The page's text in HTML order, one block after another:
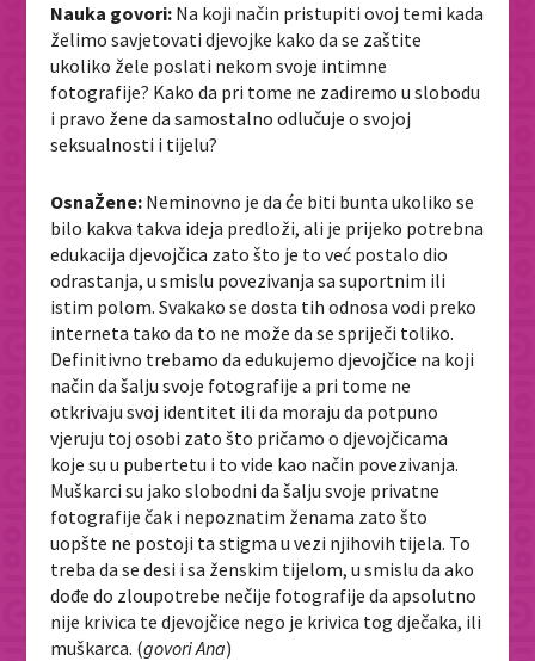
Nauka govori: Na koji način pristupiti ovoj temi kada
želimo savjetovati djevojke kako da se zaštite
ukoliko žele poslati nekom svoje intimne
fotografije? Kako da pri tome ne zadiremo u slobodu
i pravo žene da samostalno odlučuje o svojoj
seksualnosti i tijelu?
OsnaŽene: Neminovno je da će biti bunta ukoliko se
bilo kakva takva ideja predloži, ali je prijeko potrebna
edukacija djevojčica zato što je to već postalo dio
odrastanja, u smislu povezivanja sa suportnim ili
istim polom. Svakako se dosta tih odnosa vodi preko
interneta tako da to ne može da se spriječi toliko.
Definitivno trebamo da edukujemo djevojčice na koji
način da šalju svoje fotografije a pri tome ne
otkrivaju svoj identitet ili da moraju da potpuno
vjeruju toj osobi zato što pričamo o djevojčicama
koje su u pubertetu i to vide kao način povezivanja.
Muškarci su jako slobodni da šalju svoje privatne
fotografije čak i nepoznatim ženama zato što
uopšte ne postoji ta stigma u vezi njihovih tijela. To
treba da se desi i sa ženskim tijelom, u smislu da ako
dođe do zloupotrebe nečije fotografije da apsolutno
nije krivica te djevojčice nego je krivica tog dječaka, ili
muškarca. (govori Ana)